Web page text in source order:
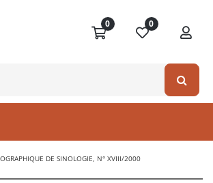
0 0
DE SINOLOGIE, N° XVIII/2000